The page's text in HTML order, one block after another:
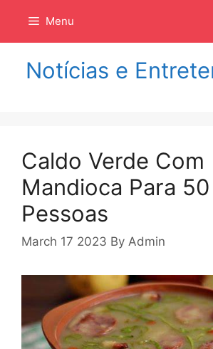
isi
Menu
Notícias e
Caldo Verde Com
Mandioca Para 50
Pessoas
March 17 2023 By Admin